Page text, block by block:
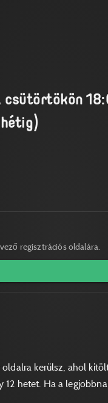
csütörtökön
regisztrációs oldalára.
kerülsz, ahol
hetet. Ha a